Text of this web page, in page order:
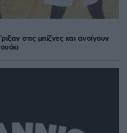
στις μπίζνες και ανοίγουν